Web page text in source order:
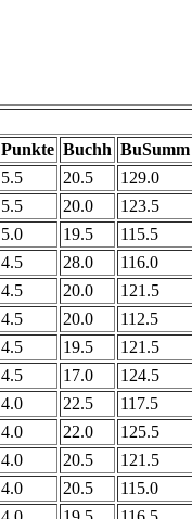
Punkte Buchh BuSumm
5.5 20.5
129.0
5.5 20.0
123.5
5.0 19.5
115.5
4.5 28.0
116.0
4.5 20.0
121.5
4.5 20.0
112.5
4.5 19.5
121.5
4.5 17.0
124.5
4.0 22.5
117.5
4.0 22.0
125.5
4.0 20.5
121.5
4.0 20.5
115.0